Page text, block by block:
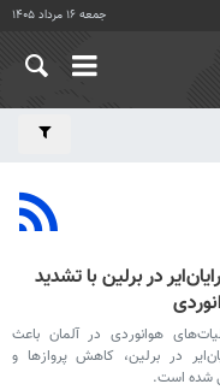
جمعه ۱۶ مرداد ۱۴۰۵
در برلین با تشدید
هوانوردی در آلمان باعث
در برلین، کاهش پروازها و
شده است.